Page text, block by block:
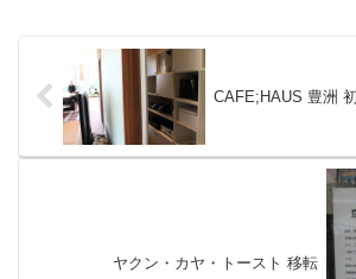
空き店舗は・・CAFE;HAUSに豊
洲集合！...
CAFE;HAUS 豊洲
ヤクン・カヤ・トースト 移転